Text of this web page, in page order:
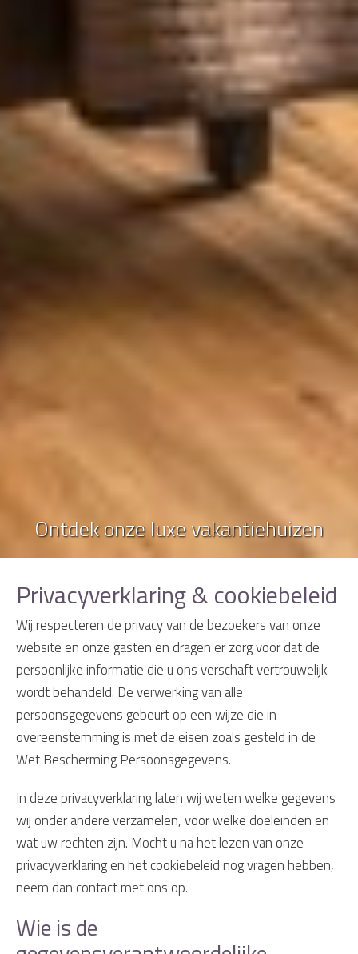
Ontdek onze luxe vakantiehuizen
Privacyverklaring & cookiebeleid
Wij respecteren de privacy van de bezoekers van onze
website en onze gasten en dragen er zorg voor dat de
persoonlijke informatie die u ons verschaft vertrouwelijk
wordt behandeld. De verwerking van alle
persoonsgegevens gebeurt op een wijze die in
overeenstemming is met de eisen zoals gesteld in de
Wet Bescherming Persoonsgegevens.
In deze privacyverklaring laten wij weten welke gegevens
wij onder andere verzamelen, voor welke doeleinden en
wat uw rechten zijn. Mocht u na het lezen van onze
privacyverklaring en het cookiebeleid nog vragen hebben,
neem dan contact met ons op.
Wie is de